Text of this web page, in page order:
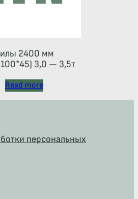
2400 мм
3,0 — 3,5т
Read more
персональных